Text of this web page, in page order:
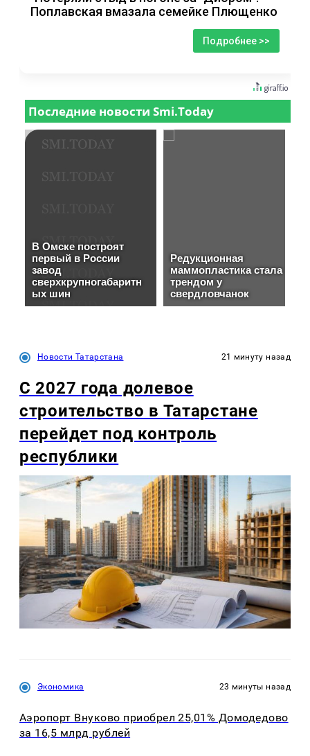
Поплавская вмазала семейке Плющенко
Подробнее >>
Новости Татарстана 21 минуту назад
С 2027 года долевое
строительство в Татарстане
перейдет под контроль
республики
Экономика 23 минуты назад
Аэропорт Внуково приобрел 25,01% Домодедово
за 16,5 млрд рублей